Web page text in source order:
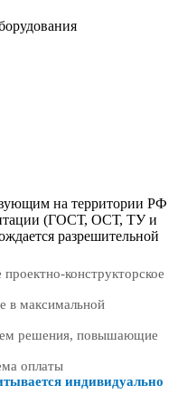
на территории РФ
(ГОСТ, ОСТ, ТУ и
разрешительной
конструкторское
в максимальной
решения, повышающие
оплаты
индивидуально